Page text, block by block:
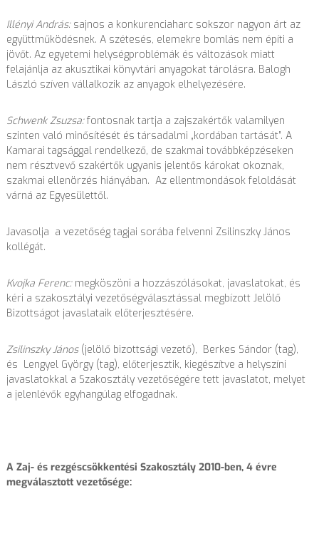
Illényi András:sajnos a konkurenciaharc sokszor nagyon árt az
együttműködésnek. A szétesés, elemekre bomlás nem építi a
jövőt. Az egyetemi helységproblémák és változások miatt
felajánlja az akusztikai könyvtári anyagokat tárolásra. Balogh
László szíven vállalkozik az anyagok elhelyezésére.
Schwenk Zsuzsa:fontosnak tartja a zajszakértők valamilyen
szinten való minősítését és társadalmi „kordában tartását”. A
Kamarai tagsággal rendelkező, de szakmai továbbképzéseken
nem résztvevő szakértők ugyanis jelentős károkat okoznak,
szakmai ellenörzés hiányában. Az ellentmondások feloldását
várná az Egyesülettől.
Javasolja a vezetőség tagjai sorába felvenni Zsilinszky János
kollégát.
Kvojka Ferenc:megköszöni a hozzászólásokat, javaslatokat, és
kéri a szakosztályi vezetőségválasztással megbízott Jelölő
Bizottságot javaslataik előterjesztésére.
Zsilinszky János(jelölő bizottsági vezető), Berkes Sándor (tag),
és Lengyel György (tag), előterjesztik, kiegészítve a helyszíni
javaslatokkal a Szakosztály vezetőségére tett javaslatot, melyet
a jelenlévők egyhangúlag elfogadnak.
A Zaj- és rezgéscsökkentési Szakosztály 2010-ben, 4 évre
megválasztott vezetősége: